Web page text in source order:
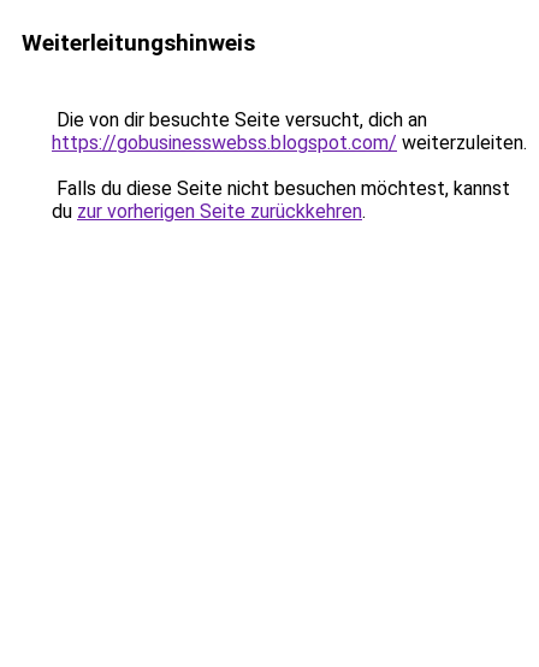
Weiterleitungshinweis
Die von dir besuchte Seite versucht, dich an
https://gobusinesswebss.blogspot.com/ weiterzuleiten.
Falls du diese Seite nicht besuchen möchtest, kannst
du zur vorherigen Seite zurückkehren.